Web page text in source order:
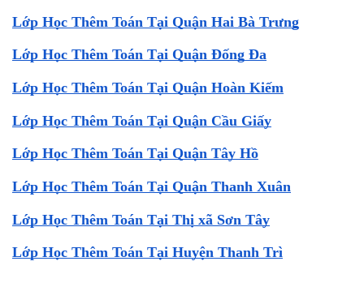
Lớp Học Thêm Toán Tại Quận Hai Bà Trưng
Lớp Học Thêm Toán Tại Quận Đống Đa
Lớp Học Thêm Toán Tại Quận Hoàn Kiếm
Lớp Học Thêm Toán Tại Quận Cầu Giấy
Lớp Học Thêm Toán Tại Quận Tây Hồ
Lớp Học Thêm Toán Tại Quận Thanh Xuân
Lớp Học Thêm Toán Tại Thị xã Sơn Tây
Lớp Học Thêm Toán Tại Huyện Thanh Trì